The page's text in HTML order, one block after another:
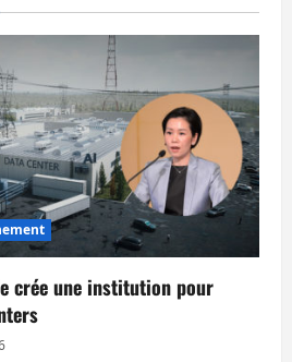
crée une institution pour